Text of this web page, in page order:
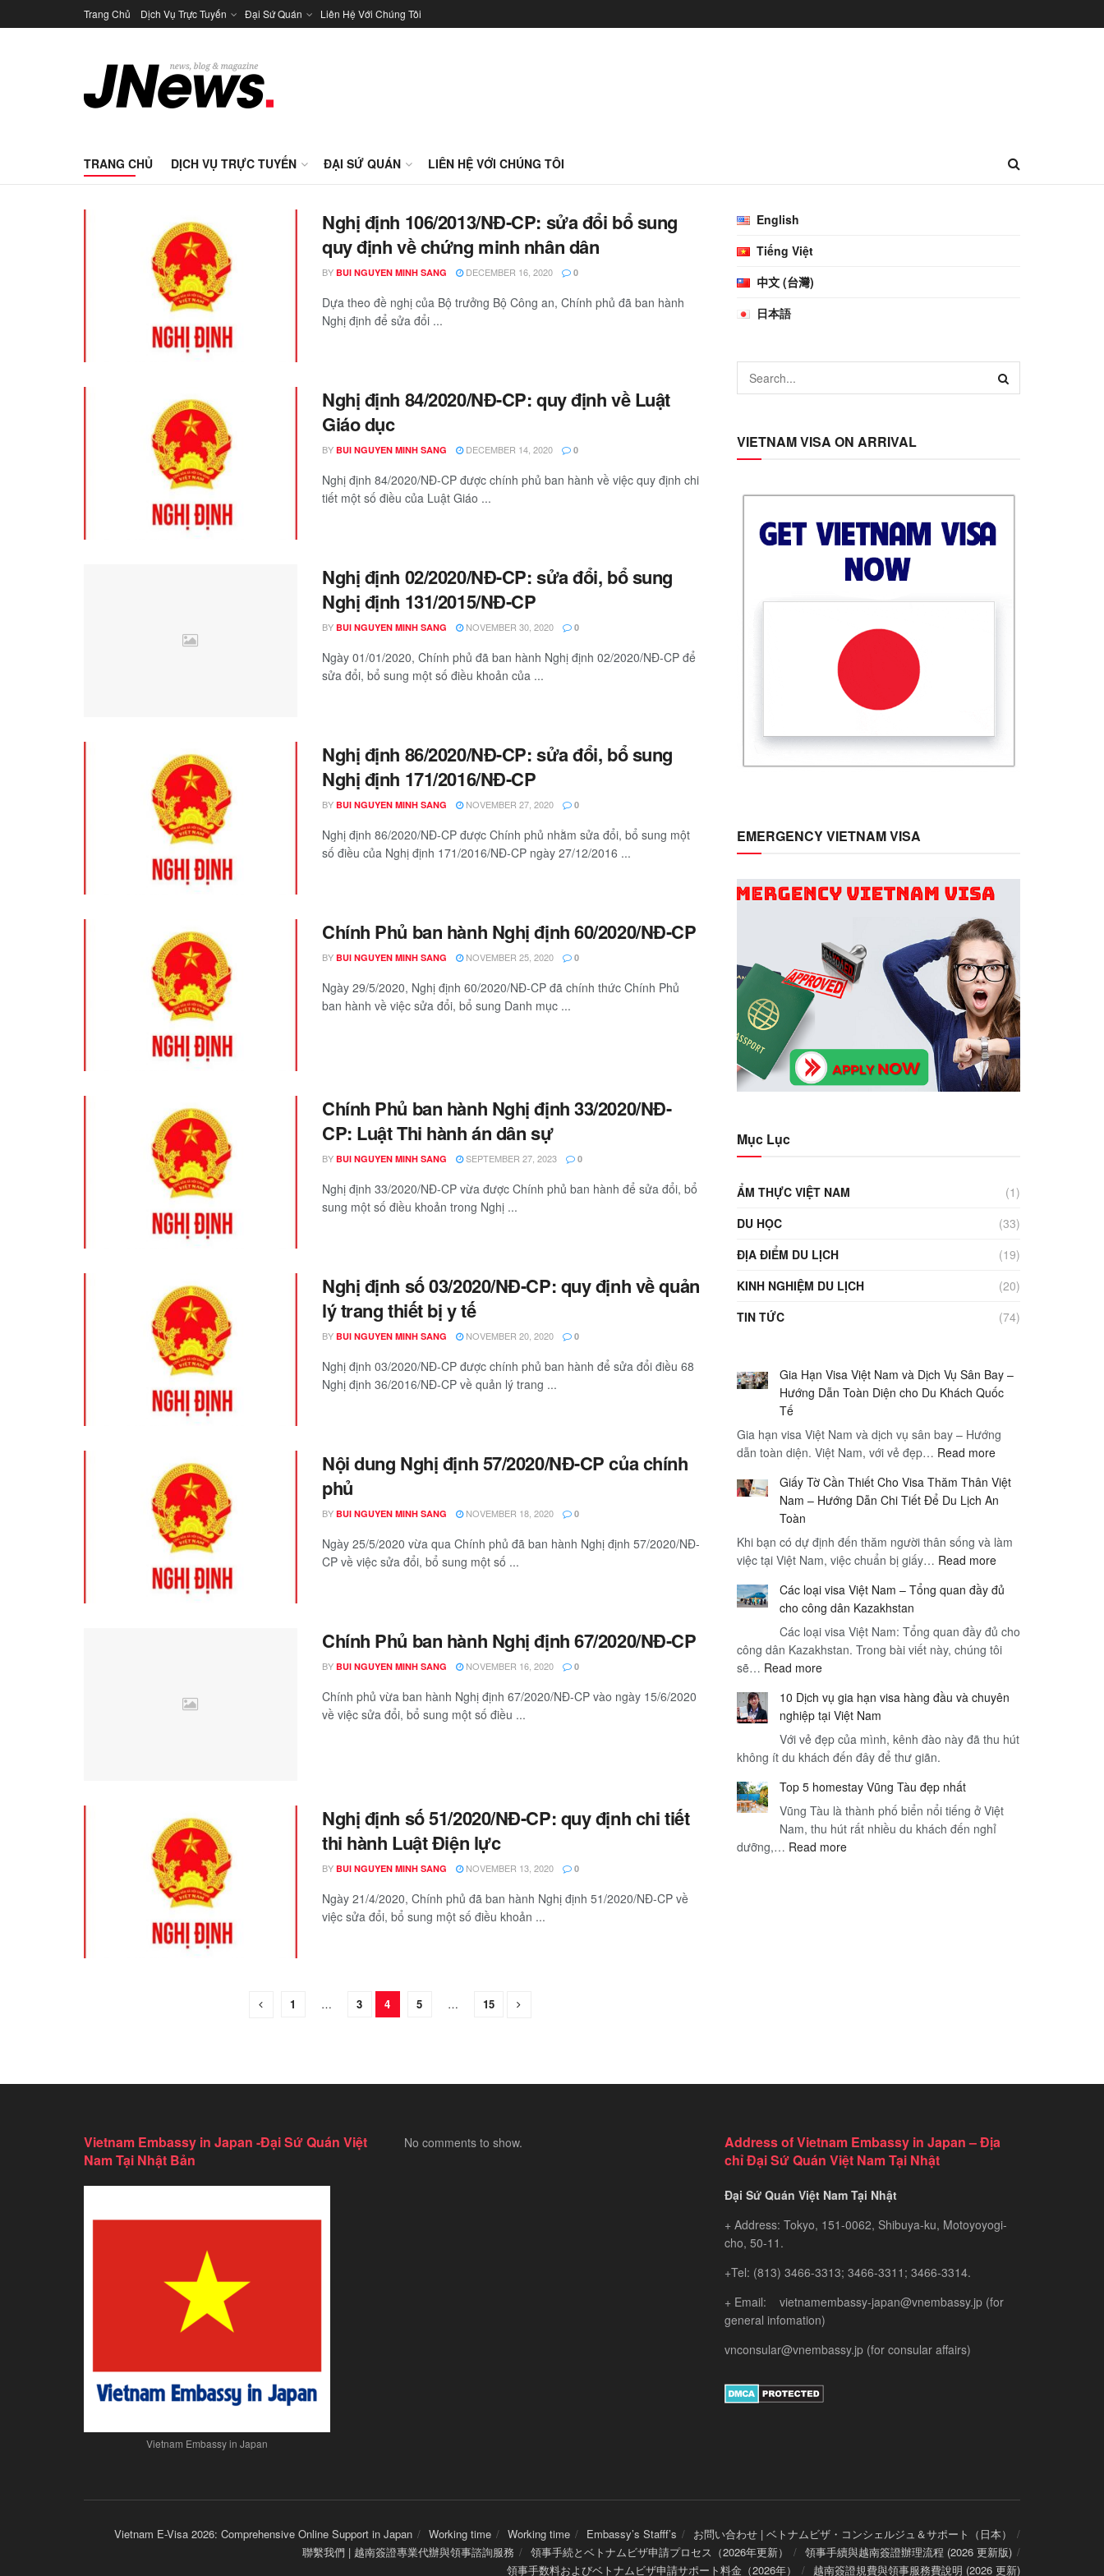
Trang Chủ Dịch Vụ Trực Tuyến Đại Sứ Quán Liên Hệ Với Chúng Tôi
TRANG CHỦ DỊCH VỤ TRỰC TUYẾN ĐẠI SỨ QUÁN LIÊN HỆ VỚI CHÚNG TÔI
Nghị định 106/2013/NĐ-CP: sửa đổi bổ sung
quy định về chứng minh nhân dân
BY BUI NGUYEN MINH SANG DECEMBER 16, 2020 0
Dựa theo đề nghị của Bộ trưởng Bộ Công an, Chính phủ đã ban hành
Nghị định để sửa đổi ...
Nghị định 84/2020/NĐ-CP: quy định về Luật
Giáo dục
BY BUI NGUYEN MINH SANG DECEMBER 14, 2020 0
Nghị định 84/2020/NĐ-CP được chính phủ ban hành về việc quy định chi
tiết một số điều của Luật Giáo ...
Nghị định 02/2020/NĐ-CP: sửa đổi, bổ sung
Nghị định 131/2015/NĐ-CP
BY BUI NGUYEN MINH SANG NOVEMBER 30, 2020 0
Ngày 01/01/2020, Chính phủ đã ban hành Nghị định 02/2020/NĐ-CP để
sửa đổi, bổ sung một số điều khoản của ...
Nghị định 86/2020/NĐ-CP: sửa đổi, bổ sung
Nghị định 171/2016/NĐ-CP
BY BUI NGUYEN MINH SANG NOVEMBER 27, 2020 0
Nghị định 86/2020/NĐ-CP được Chính phủ nhằm sửa đổi, bổ sung một
số điều của Nghị định 171/2016/NĐ-CP ngày 27/12/2016 ...
Chính Phủ ban hành Nghị định 60/2020/NĐ-CP
BY BUI NGUYEN MINH SANG NOVEMBER 25, 2020 0
Ngày 29/5/2020, Nghị định 60/2020/NĐ-CP đã chính thức Chính Phủ
ban hành về việc sửa đổi, bổ sung Danh mục ...
Chính Phủ ban hành Nghị định 33/2020/NĐ-
CP: Luật Thi hành án dân sự
BY BUI NGUYEN MINH SANG SEPTEMBER 27, 2023 0
Nghị định 33/2020/NĐ-CP vừa được Chính phủ ban hành để sửa đổi, bổ
sung một số điều khoản trong Nghị ...
Nghị định số 03/2020/NĐ-CP: quy định về quản
lý trang thiết bị y tế
BY BUI NGUYEN MINH SANG NOVEMBER 20, 2020 0
Nghị định 03/2020/NĐ-CP được chính phủ ban hành để sửa đổi điều 68
Nghị định 36/2016/NĐ-CP về quản lý trang ...
Nội dung Nghị định 57/2020/NĐ-CP của chính
phủ
BY BUI NGUYEN MINH SANG NOVEMBER 18, 2020 0
Ngày 25/5/2020 vừa qua Chính phủ đã ban hành Nghị định 57/2020/NĐ-
CP về việc sửa đổi, bổ sung một số ...
Chính Phủ ban hành Nghị định 67/2020/NĐ-CP
BY BUI NGUYEN MINH SANG NOVEMBER 16, 2020 0
Chính phủ vừa ban hành Nghị định 67/2020/NĐ-CP vào ngày 15/6/2020
về việc sửa đổi, bổ sung một số điều ...
Nghị định số 51/2020/NĐ-CP: quy định chi tiết
thi hành Luật Điện lực
BY BUI NGUYEN MINH SANG NOVEMBER 13, 2020 0
Ngày 21/4/2020, Chính phủ đã ban hành Nghị định 51/2020/NĐ-CP về
việc sửa đổi, bổ sung một số điều khoản ...
1 … 3 4 5 … 15
English
Tiếng Việt
中文 (台灣)
日本語
VIETNAM VISA ON ARRIVAL
EMERGENCY VIETNAM VISA
Mục Lục
ẨM THỰC VIỆT NAM
(1)
DU HỌC
(33)
ĐỊA ĐIỂM DU LỊCH
(19)
KINH NGHIỆM DU LỊCH
(20)
TIN TỨC
(74)
Gia Hạn Visa Việt Nam và Dịch Vụ Sân Bay –
Hướng Dẫn Toàn Diện cho Du Khách Quốc
Tế
Gia hạn visa Việt Nam và dịch vụ sân bay – Hướng
dẫn toàn diện. Việt Nam, với vẻ đẹp… Read more:
Hạn
Visa
Nam
và
Vụ
Bay
–
Toàn
cho
Tế
Giấy Tờ Cần Thiết Cho Visa Thăm Thân Việt
Nam – Hướng Dẫn Chi Tiết Để Du Lịch An
Toàn
Khi bạn có dự định đến thăm người thân sống và làm
việc tại Việt Nam, việc chuẩn bị giấy… Read more:
Tờ
Thiết
Cho
Thân
Nam
Chi
Tiết
Các loại visa Việt Nam – Tổng quan đầy đủ
cho công dân Kazakhstan
Các loại visa Việt Nam: Tổng quan đầy đủ cho
công dân Kazakhstan. Trong bài viết này, chúng tôi
sẽ… Read more:
loại
visa
Việt
Nam
Tổng
quan
đầy
đủ
10 Dịch vụ gia hạn visa hàng đầu và chuyên
nghiệp tại Việt Nam
Với vẻ đẹp của mình, kênh đào này đã thu hút
không ít du khách đến đây để thư giãn.
Top 5 homestay Vũng Tàu đẹp nhất
Vũng Tàu là thành phố biển nổi tiếng ở Việt
Nam, thu hút rất nhiều du khách đến nghỉ
dưỡng,… Read more:
Vietnam Embassy in Japan -Đại Sứ Quán Việt
Nam Tại Nhật Bản
Vietnam Embassy in Japan
No comments to show.
Address of Vietnam Embassy in Japan – Địa
chỉ Đại Sứ Quán Việt Nam Tại Nhật
Đại Sứ Quán Việt Nam Tại Nhật
+ Address: Tokyo, 151-0062, Shibuya-ku, Motoyoyogi-
cho, 50-11.
+Tel: (813) 3466-3313; 3466-3311; 3466-3314.
+ Email: vietnamembassy-japan@vnembassy.jp (for
general infomation)
vnconsular@vnembassy.jp (for consular affairs)
Vietnam E-Visa 2026: Comprehensive Online Support in Japan Working time Working time Embassy’s Stafff’s
お問い合わせ | ベトナムビザ・コンシェルジュ＆サポート（日本）
聯繫我們 | 越南簽證專業代辦與領事諮詢服務
領事手続とベトナムビザ申請プロセス（2026年更新）
領事手續與越南簽證辦理流程 (2026 更新版)
領事手数料およびベトナムビザ申請サポート料金（2026年）
越南簽證規費與領事服務費說明 (2026 更新)